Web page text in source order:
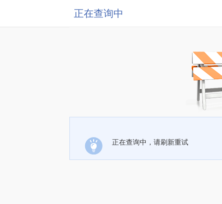
正在查询中
正在查询中，请刷新重试